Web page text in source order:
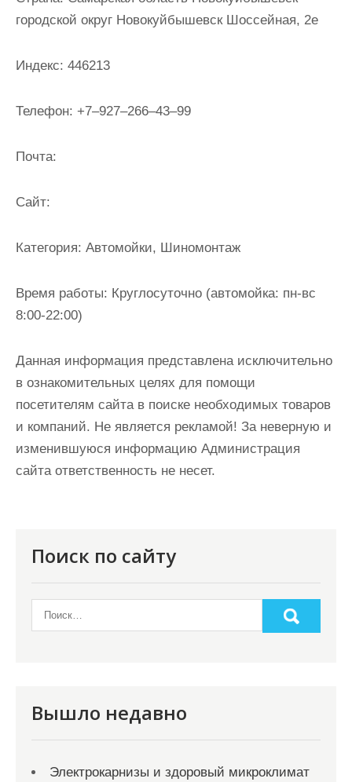
городской округ Новокуйбышевск Шоссейная, 2е
Индекс: 446213
Телефон: +7‒927‒266‒43‒99
Почта:
Cайт:
Категория: Автомойки, Шиномонтаж
Время работы: Круглосуточно (автомойка: пн-вс
8:00-22:00)
Данная информация представлена исключительно
в ознакомительных целях для помощи
посетителям сайта в поиске необходимых товаров
и компаний. Не является рекламой! За неверную и
изменившуюся информацию Администрация
сайта ответственность не несет.
Поиск по сайту
Вышло недавно
Электрокарнизы и здоровый микроклимат